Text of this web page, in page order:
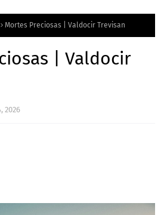
Mortes Preciosas | Valdocir Trevisan
| Valdocir
2026